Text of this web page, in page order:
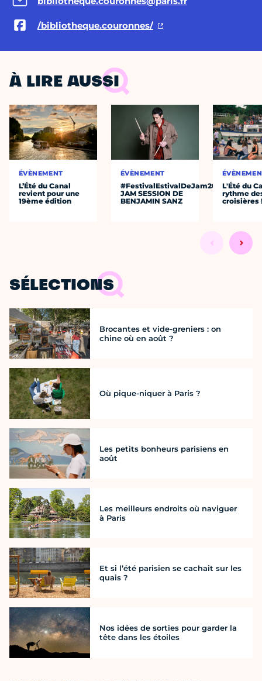
/bibliotheque.couronnes/
À LIRE AUSSI
ÉVÈNEMENT
L’Été du Canal
revient pour une
19ème édition
ÉVÈNEMENT
#FestivalEstivalDeJam2026
JAM SESSION DE
BENJAMIN SANZ
L'Été du
rythme
croisières
SÉLECTIONS
Brocantes et vide-greniers : on
chine où en août ?
Où pique-niquer à Paris ?
Les petits bonheurs parisiens en
août
Les meilleurs endroits où naviguer
à Paris
Et si l’été parisien se cachait sur les
quais ?
Nos idées de sorties pour garder la
tête dans les étoiles